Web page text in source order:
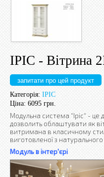
ІРІС - Вітрина
запитати про цей продукт
Категорія:ІРІС
Ціна:6095 грн.
Модульна система "Іріс" - це
дозволить облаштувати як
витримана в класичному
виготовленої з
Модуль в інтер'єрі